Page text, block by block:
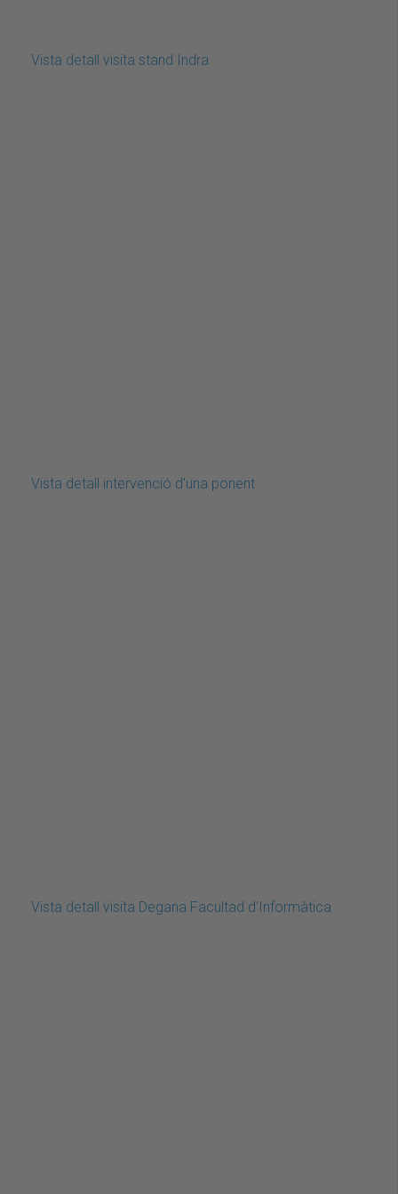
Vista detall visita stand Indra
Vista detall intervenció d'una ponent
Vista detall visita Degana Facultad d'Informàtica